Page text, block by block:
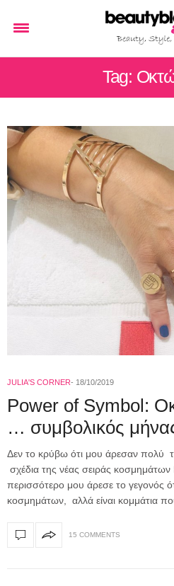
Tag:
JULIA'S CORNER 18/10/2019
Power of Symbol:
… συμβολικός
Δεν το κρύβω ότι μου άρεσαν πολύ
σχέδια της νέας σειράς
περισσότερο μου άρεσε το γεγονός
κοσμημάτων, αλλά είναι κομμάτια
15 COMMENTS